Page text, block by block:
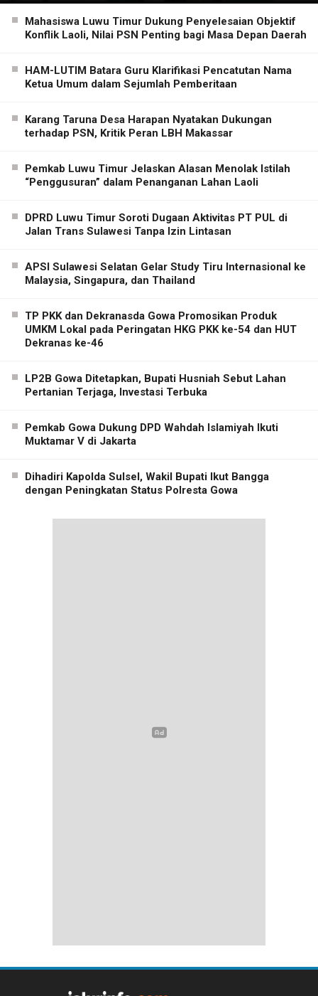
Mahasiswa Luwu Timur Dukung Penyelesaian Objektif
Konflik Laoli, Nilai PSN Penting bagi Masa Depan Daerah
HAM-LUTIM Batara Guru Klarifikasi Pencatutan Nama
Ketua Umum dalam Sejumlah Pemberitaan
Karang Taruna Desa Harapan Nyatakan Dukungan
terhadap PSN, Kritik Peran LBH Makassar
Pemkab Luwu Timur Jelaskan Alasan Menolak Istilah
“Penggusuran” dalam Penanganan Lahan Laoli
DPRD Luwu Timur Soroti Dugaan Aktivitas PT PUL di
Jalan Trans Sulawesi Tanpa Izin Lintasan
APSI Sulawesi Selatan Gelar Study Tiru Internasional ke
Malaysia, Singapura, dan Thailand
TP PKK dan Dekranasda Gowa Promosikan Produk
UMKM Lokal pada Peringatan HKG PKK ke-54 dan HUT
Dekranas ke-46
LP2B Gowa Ditetapkan, Bupati Husniah Sebut Lahan
Pertanian Terjaga, Investasi Terbuka
Pemkab Gowa Dukung DPD Wahdah Islamiyah Ikuti
Muktamar V di Jakarta
Dihadiri Kapolda Sulsel, Wakil Bupati Ikut Bangga
dengan Peningkatan Status Polresta Gowa